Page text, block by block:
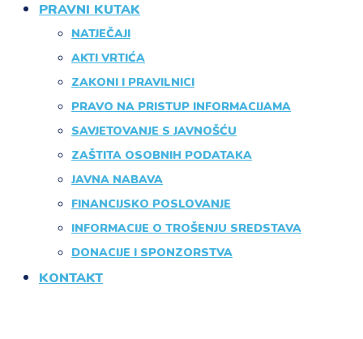
PRAVNI KUTAK
NATJEČAJI
AKTI VRTIĆA
ZAKONI I PRAVILNICI
PRAVO NA PRISTUP INFORMACIJAMA
SAVJETOVANJE S JAVNOŠĆU
ZAŠTITA OSOBNIH PODATAKA
JAVNA NABAVA
FINANCIJSKO POSLOVANJE
INFORMACIJE O TROŠENJU SREDSTAVA
DONACIJE I SPONZORSTVA
KONTAKT